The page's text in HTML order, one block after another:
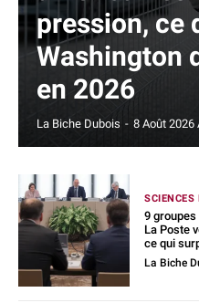
pression, ce
Washington
en 2026
La Biche Dubois - 8 Août 2026
SCIENCES
9
La Poste
ce qui
La Biche